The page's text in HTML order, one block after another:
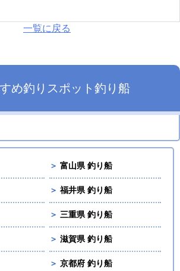
一覧に戻る
め釣りスポット 釣り船
＞ 富山県 釣り船
＞ 福井県 釣り船
＞ 三重県 釣り船
＞ 滋賀県 釣り船
＞ 京都府 釣り船